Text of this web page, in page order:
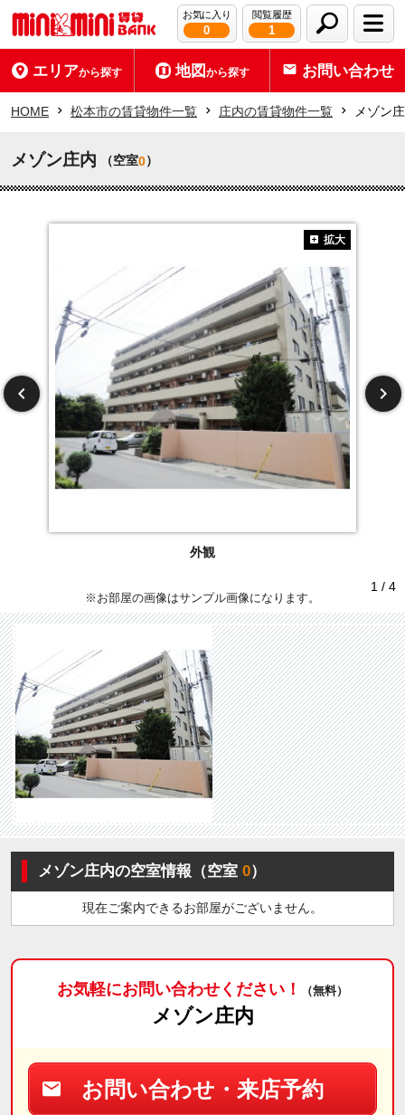
お気に入り
0
閲覧履歴
1
エリアから探す 地図から探す お問い合わせ
HOME 松本市の賃貸物件一覧 庄内の賃貸物件一覧 メゾン
メゾン庄内 （空室0）
外観
拡大
1 / 4
※お部屋の画像はサンプル画像になります。
メゾン庄内の空室情報（空室0）
現在ご案内できるお部屋がございません。
お気軽にお問い合わせください！ （無料）
メゾン庄内
お問い合わせ・来店予約